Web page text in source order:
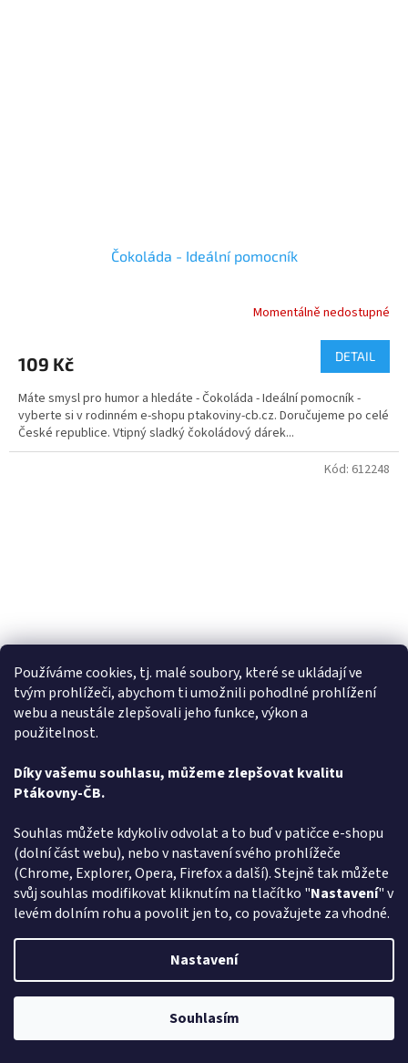
Používáme cookies, tj. malé soubory, které se ukládají ve
tvým prohlížeči, abychom ti umožnili pohodlné prohlížení
webu a neustále zlepšovali jeho funkce, výkon a
použitelnost.
Díky vašemu souhlasu, můžeme zlepšovat kvalitu
Ptákovny-ČB.
Souhlas můžete kdykoliv odvolat a to buď v patičce e-shopu
(dolní část webu), nebo v nastavení svého prohlížeče
(Chrome, Explorer, Opera, Firefox a další). Stejně tak můžete
svůj souhlas modifikovat kliknutím na tlačítko "Nastavení" v
levém dolním rohu a povolit jen to, co považujete za vhodné.
Nastavení
Souhlasím
Čokoláda - Ideální pomocník
je
z
5
hvězdiček.
Momentálně nedostupné
109 Kč DETAIL
Máte smysl pro humor a hledáte - Čokoláda - Ideální pomocník -
vyberte si v rodinném e-shopu ptakoviny-cb.cz. Doručujeme po celé
České republice. Vtipný sladký čokoládový dárek...
hodnocení
produktu
je
5,0
5
hvězdiček.
99 Kč DETAIL
Milujete ptákoviny a hledáte - Těstoviny srdce - vyberte si v
rodinném e-shopu ptakoviny-cb.cz. Doručujeme po celé České
republice. Chcete překvapit své přátele? Pozvěte...
Kód: 612248